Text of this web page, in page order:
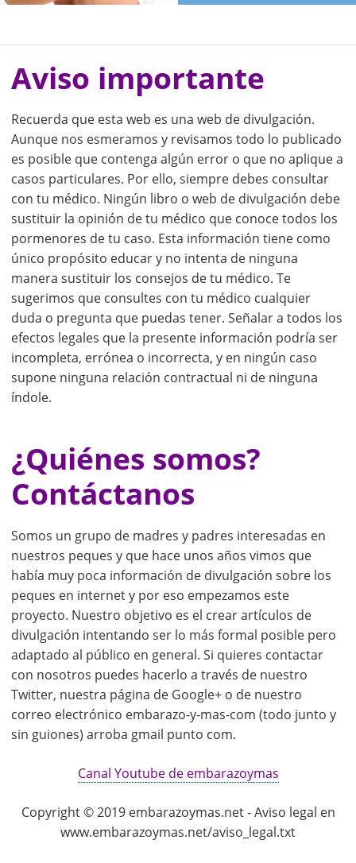
Aviso importante
Recuerda que esta web es una web de divulgación.
Aunque nos esmeramos y revisamos todo lo publicado
es posible que contenga algún error o que no aplique a
casos particulares. Por ello, siempre debes consultar
con tu médico. Ningún libro o web de divulgación debe
sustituir la opinión de tu médico que conoce todos los
pormenores de tu caso. Esta información tiene como
único propósito educar y no intenta de ninguna
manera sustituir los consejos de tu médico. Te
sugerimos que consultes con tu médico cualquier
duda o pregunta que puedas tener. Señalar a todos los
efectos legales que la presente información podría ser
incompleta, errónea o incorrecta, y en ningún caso
supone ninguna relación contractual ni de ninguna
índole.
¿Quiénes somos?
Contáctanos
Somos un grupo de madres y padres interesadas en
nuestros peques y que hace unos años vimos que
había muy poca información de divulgación sobre los
peques en internet y por eso empezamos este
proyecto. Nuestro objetivo es el crear artículos de
divulgación intentando ser lo más formal posible pero
adaptado al público en general. Si quieres contactar
con nosotros puedes hacerlo a través de nuestro
Twitter, nuestra página de Google+ o de nuestro
correo electrónico embarazo-y-mas-com (todo junto y
sin guiones) arroba gmail punto com.
Canal Youtube de embarazoymas
Copyright © 2019 embarazoymas.net - Aviso legal en
www.embarazoymas.net/aviso_legal.txt